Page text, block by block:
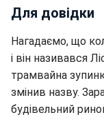
Для довідки
Нагадаємо, що
і він називався
трамвайна
змінив назву.
будівельний